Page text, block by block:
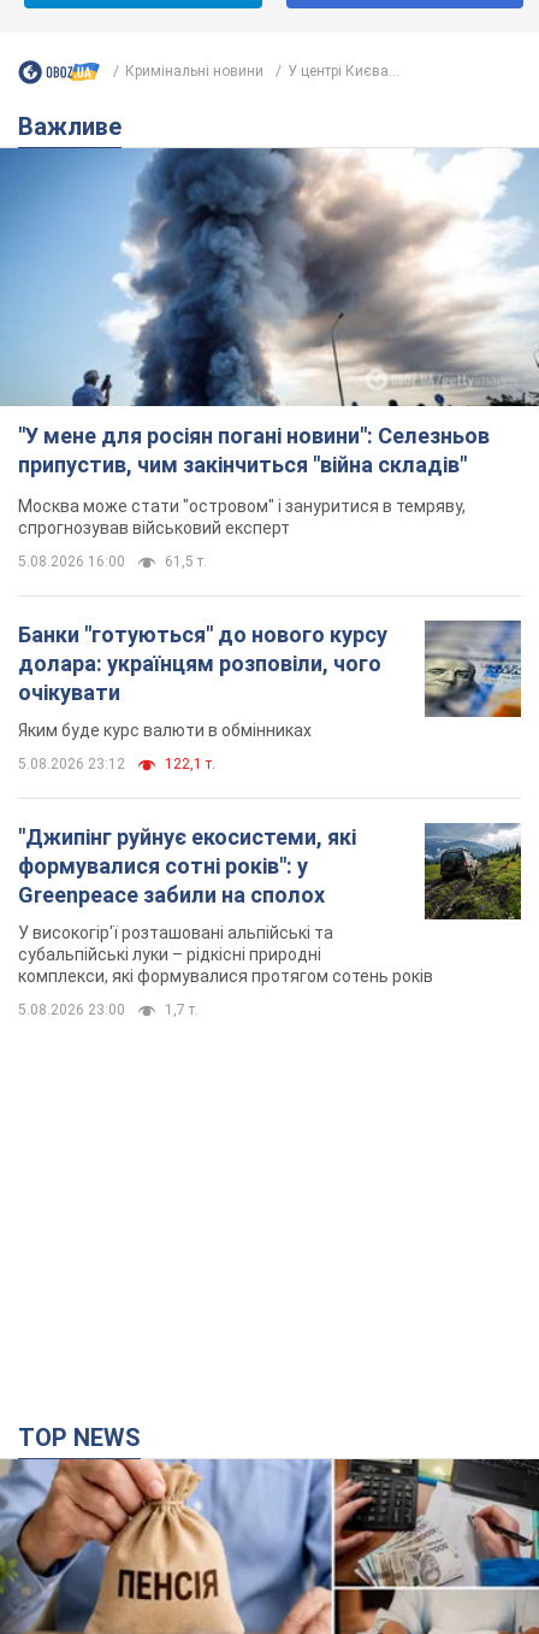
Кримінальні новини У центрі Києва...
Важливе
"У мене для росіян погані новини": Селезньов
припустив, чим закінчиться "війна складів"
Москва може стати "островом" і зануритися в темряву,
спрогнозував військовий експерт
5.08.2026 16:00 61,5 т.
Банки "готуються" до нового курсу
долара: українцям розповіли, чого
очікувати
Яким буде курс валюти в обмінниках
5.08.2026 23:12 122,1 т.
"Джипінг руйнує екосистеми, які
формувалися сотні років": у
Greenpeace забили на сполох
У високогір'ї розташовані альпійські та
субальпійські луки – рідкісні природні
комплекси, які формувалися протягом сотень років
5.08.2026 23:00 1,7 т.
TOP NEWS